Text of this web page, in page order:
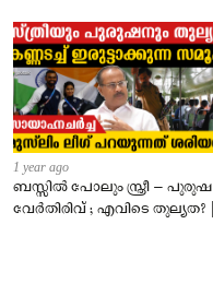
1 year ago
ബസ്സിൽ പോലും സ്ത്രീ – പുരുഷ
വേർതിരിവ് ; എവിടെ തുല്യത? |